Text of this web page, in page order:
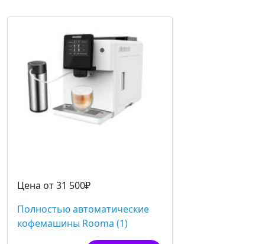
Цена от 31 500₽
Полностью автоматические
кофемашины Rooma (1)